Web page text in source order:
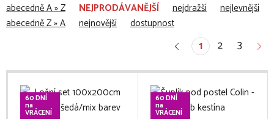
abecedně A » Z NEJPRODÁVANĚJŠÍ nejdražší
nejlevnější
abecedně Z » A
nejnovější dostupnost
1 2 3
60 DNÍ
na
VRÁCENÍ
60 DNÍ
na
VRÁCENÍ